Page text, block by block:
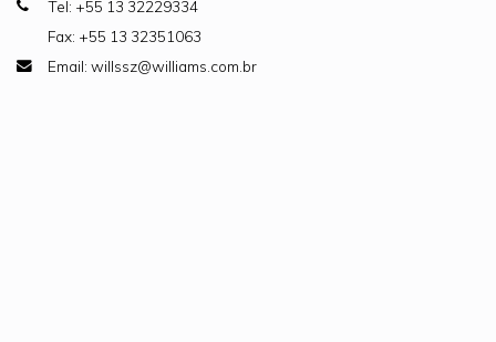
Tel: +55 13 32229334
Fax: +55 13 32351063
Email: willssz@williams.com.br